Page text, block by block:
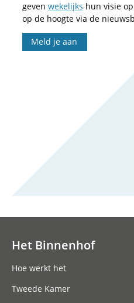
geven wekelijks hun visie
op de hoogte via de
Meld je aan
Het Binnenhof
Hoe werkt het
Tweede Kamer